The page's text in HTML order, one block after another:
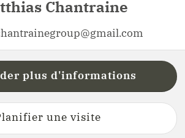
Chantraine
plus d'informations
une visite